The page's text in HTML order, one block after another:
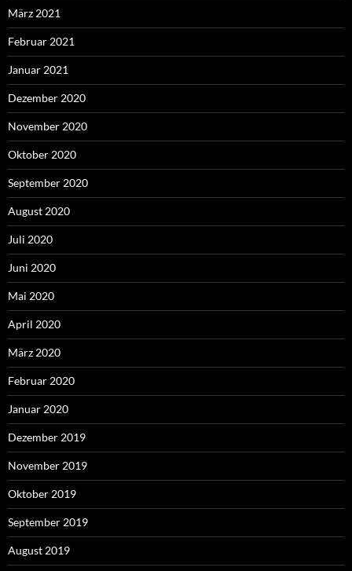
März 2021
Februar 2021
Januar 2021
Dezember 2020
November 2020
Oktober 2020
September 2020
August 2020
Juli 2020
Juni 2020
Mai 2020
April 2020
März 2020
Februar 2020
Januar 2020
Dezember 2019
November 2019
Oktober 2019
September 2019
August 2019